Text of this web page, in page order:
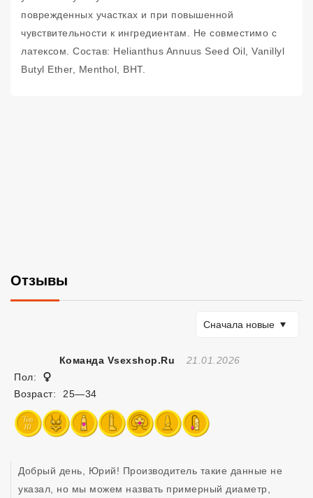
поврежденных участках и при повышенной
чувствительности к ингредиентам. Не совместимо с
латексом. Состав: Helianthus Annuus Seed Oil, Vanillyl
Butyl Ether, Menthol, BHT.
Отзывы
Сортировать по
Сначала новые
Команда Vsexshop.ru Отзыв Создан
21.01.2026
Пол:
Возраст:
25—34
Добрый день, Юрий! Производитель такие данные не
указал, но мы можем назвать примерный диаметр,